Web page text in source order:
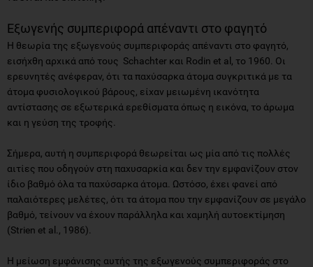
Eξωγενής συμπεριφορά απέναντι στο φαγητό
H θεωρία της εξωγενούς συμπεριφοράς απέναντι στο φαγητό,
εισήχθη αρχικά από τους Schachter και Rodin et al, το 1960. Οι
ερευνητές ανέφεραν, ότι τα παχύσαρκα άτομα συγκριτικά με τα
άτομα φυσιολογικού βάρους, είχαν μειωμένη ικανότητα
αντίστασης σε εξωτερικά ερεθίσματα όπως η εικόνα, το άρωμα
και η γεύση της τροφής.
Σήμερα, αυτή η συμπεριφορά θεωρείται ως μία από τις πολλές
αιτίες που οδηγούν στη παχυσαρκία και δεν την εμφανίζουν στον
ίδιο βαθμό όλα τα παχύσαρκα άτομα. Ωστόσο, έχει φανεί από
παλαιότερες μελέτες, ότι τα άτομα που την εμφανίζουν σε μεγάλο
βαθμό, τείνουν να έχουν παράλληλα και χαμηλή αυτοεκτίμηση
(Strien et al., 1986).
Η μείωση εμφάνισης αυτής της εξωγενούς συμπεριφοράς στο